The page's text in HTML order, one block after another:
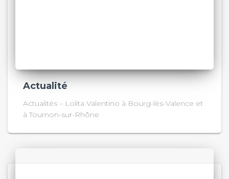
Actualité
Actualités – Lolita Valentino à Bourg-lès-Valence et
à Tournon-sur-Rhône